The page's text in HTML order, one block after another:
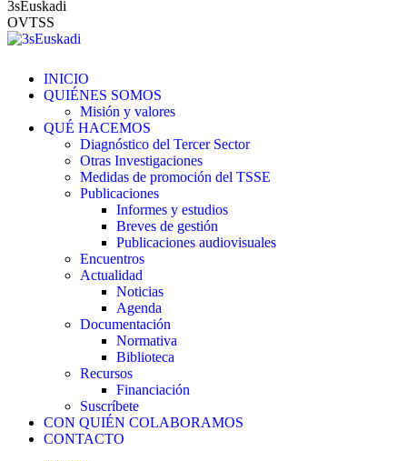
3sEuskadi
OVTSS
INICIO
QUIÉNES SOMOS
Misión y valores
QUÉ HACEMOS
Diagnóstico del Tercer Sector
Otras Investigaciones
Medidas de promoción del TSSE
Publicaciones
Informes y estudios
Breves de gestión
Publicaciones audiovisuales
Encuentros
Actualidad
Noticias
Agenda
Documentación
Normativa
Biblioteca
Recursos
Financiación
Suscríbete
CON QUIÉN COLABORAMOS
CONTACTO